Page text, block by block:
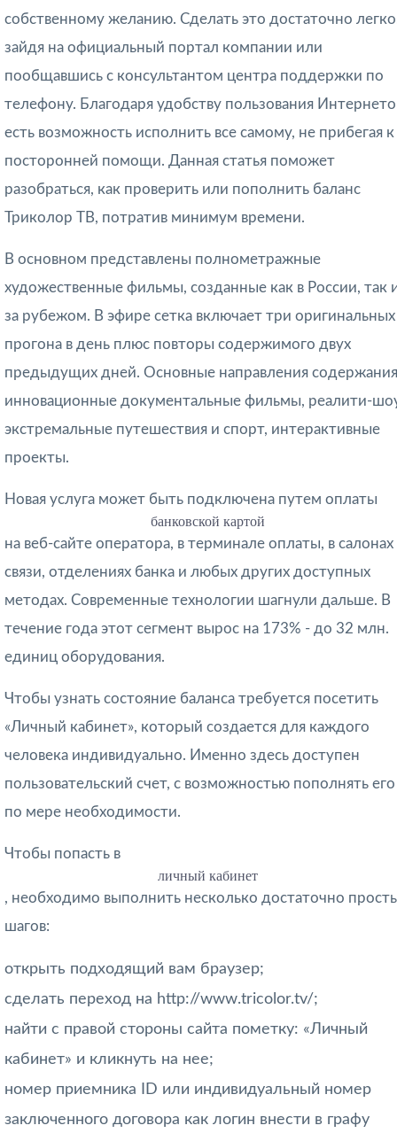
собственному желанию. Сделать это достаточно
зайдя на официальный портал компании или
пообщавшись с консультантом центра поддержки по
телефону. Благодаря удобству пользования
есть возможность исполнить все самому, не прибегая к
посторонней помощи. Данная статья поможет
разобраться, как проверить или пополнить баланс
Триколор ТВ, потратив минимум времени.
В основном представлены полнометражные
художественные фильмы, созданные как в России, так
за рубежом. В эфире сетка включает три оригинальных
прогона в день плюс повторы содержимого двух
предыдущих дней. Основные направления
инновационные документальные фильмы, реалити-
экстремальные путешествия и спорт, интерактивные
проекты.
Новая услуга может быть подключена путем оплаты
банковской картой
на веб-сайте оператора, в терминале оплаты, в салонах
связи, отделениях банка и любых других доступных
методах. Современные технологии шагнули дальше. В
течение года этот сегмент вырос на 173% - до 32 млн.
единиц оборудования.
Чтобы узнать состояние баланса требуется посетить
«Личный кабинет», который создается для каждого
человека индивидуально. Именно здесь доступен
пользовательский счет, с возможностью пополнять его
по мере необходимости.
Чтобы попасть в
личный кабинет
, необходимо выполнить несколько достаточно
шагов:
открыть подходящий вам браузер;
сделать переход на http://www.tricolor.tv/;
найти с правой стороны сайта пометку: «Личный
кабинет» и кликнуть на нее;
номер приемника ID или индивидуальный номер
заключенного договора как логин внести в графу